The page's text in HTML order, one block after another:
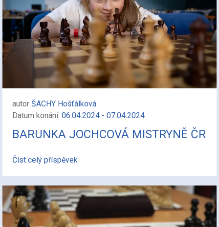
autor ŠACHY Hošťálková
Datum konání: 06.04.2024 - 07.04.2024
BARUNKA JOCHCOVÁ MISTRYNĚ ČR
Číst celý příspěvek